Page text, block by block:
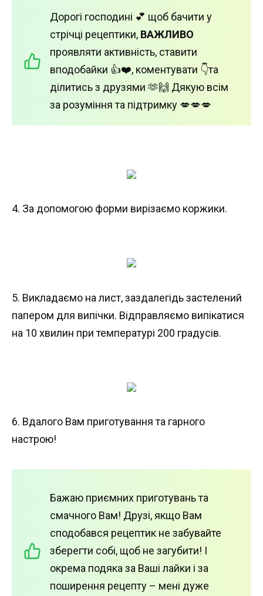
Дорогі господині 💕 щоб бачити у
стрічці рецептики, ВАЖЛИВО
проявляти активність, ставити
вподобайки 👍❤️, коментувати 👇та
ділитись з друзями 🫶🙌 Дякую всім
за розуміння та підтримку 💋💋💋
4. За допомогою форми вирізаємо коржики.
5. Викладаємо на лист, заздалегідь застелений
папером для випічки. Відправляємо випікатися
на 10 хвилин при температурі 200 градусів.
6. Вдалого Вам приготування та гарного
настрою!
Бажаю приємних приготувань та
смачного Вам! Друзі, якщо Вам
сподобався рецептик не забувайте
зберегти собі, щоб не загубити! І
окрема подяка за Ваші лайки і за
поширення рецепту – мені дуже